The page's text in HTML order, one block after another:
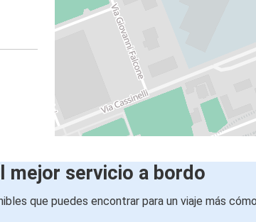
mejor servicio a bordo
que puedes encontrar para un viaje más